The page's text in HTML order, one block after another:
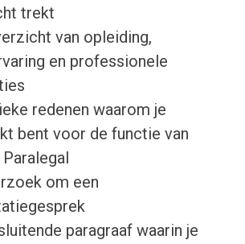
trekt
van opleiding,
en professionele
redenen waarom je
bent voor de functie van
om een
paragraaf waarin je